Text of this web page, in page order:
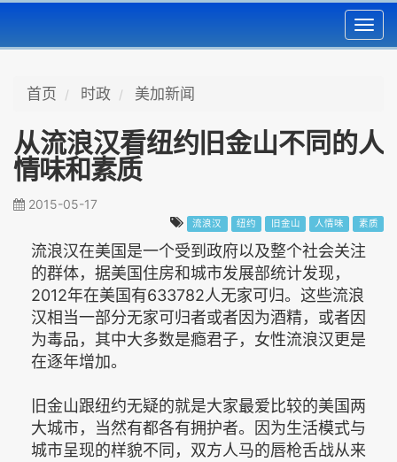
首页 时政 美加新闻
从流浪汉看纽约旧金山不同的人
情味和素质
2015-05-17
流浪汉 纽约 旧金山 人情味 素质
流浪汉在美国是一个受到政府以及整个社会关注
的群体，据美国住房和城市发展部统计发现，
2012年在美国有633782人无家可归。这些流浪
汉相当一部分无家可归者或者因为酒精，或者因
为毒品，其中大多数是瘾君子，女性流浪汉更是
在逐年增加。
旧金山跟纽约无疑的就是大家最爱比较的美国两
大城市，当然有都各有拥护者。因为生活模式与
城市呈现的样貌不同，双方人马的唇枪舌战从来